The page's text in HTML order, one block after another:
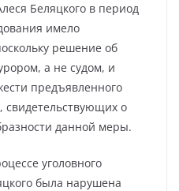
Беляцкого в период
имело
решение об
а не судом, и
предъявленного
свидетельствующих о
данной меры.
уголовного
была нарушена